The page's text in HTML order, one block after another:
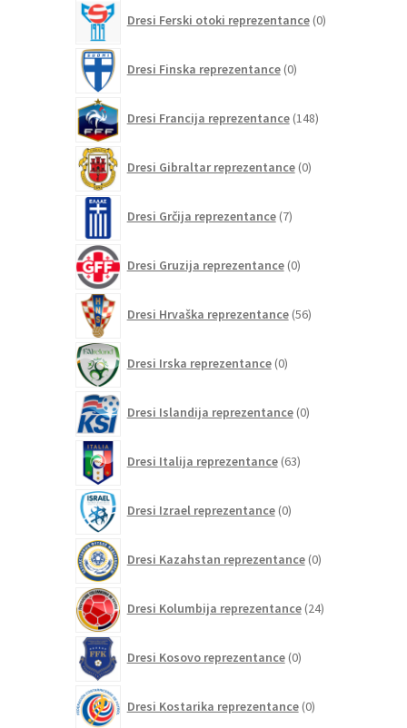
Dresi Ferski otoki reprezentance 0izdelkov
Dresi Finska reprezentance 0izdelkov
Dresi Francija reprezentance 148izdelkov
Dresi Gibraltar reprezentance 0izdelkov
Dresi Grčija reprezentance 7izdelkov
Dresi Gruzija reprezentance 0izdelkov
Dresi Hrvaška reprezentance 56izdelkov
Dresi Irska reprezentance 0izdelkov
Dresi Islandija reprezentance 0izdelkov
Dresi Italija reprezentance 63izdelkov
Dresi Izrael reprezentance 0izdelkov
Dresi Kazahstan reprezentance 0izdelkov
Dresi Kolumbija reprezentance 24izdelkov
Dresi Kosovo reprezentance 0izdelkov
Dresi Kostarika reprezentance 0izdelkov